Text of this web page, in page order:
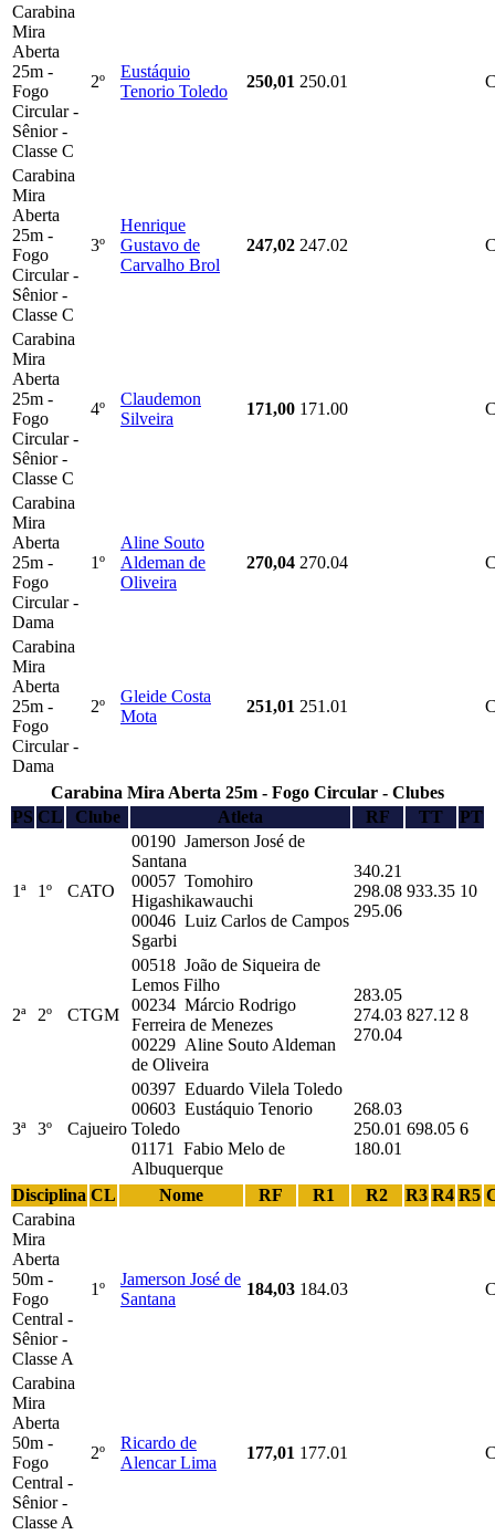
Carabina
Mira
Aberta
25m -
Fogo
Circular -
Sênior -
Classe C
2º
Eustáquio
Tenorio Toledo
250,01 250.01
Carabina
Mira
Aberta
25m -
Fogo
Circular -
Sênior -
Classe C
3º
Henrique
Gustavo de
Carvalho Brol
247,02 247.02
Carabina
Mira
Aberta
25m -
Fogo
Circular -
Sênior -
Classe C
4º
Claudemon
Silveira
171,00 171.00
Carabina
Mira
Aberta
25m -
Fogo
Circular -
Dama
1º
Aline Souto
Aldeman de
Oliveira
270,04 270.04
Carabina
Mira
Aberta
25m -
Fogo
Circular -
Dama
2º
Gleide Costa
Mota
251,01 251.01
Carabina Mira Aberta 25m - Fogo Circular - Clubes
PS CL Clube Atleta RF TT PT
1ª 1º CATO
00190 Jamerson José de
Santana
00057 Tomohiro
Higashikawauchi
00046 Luiz Carlos de Campos
Sgarbi
340.21
298.08
295.06
933.35 10
2ª 2º CTGM
00518 João de Siqueira de
Lemos Filho
00234 Márcio Rodrigo
Ferreira de Menezes
00229 Aline Souto Aldeman
de Oliveira
283.05
274.03
270.04
827.12 8
3ª 3º Cajueiro
00397 Eduardo Vilela Toledo
00603 Eustáquio Tenorio
Toledo
01171 Fabio Melo de
Albuquerque
268.03
250.01
180.01
698.05 6
Disciplina CL Nome RF R1 R2 R3 R4 R5
Carabina
Mira
Aberta
50m -
Fogo
Central -
Sênior -
Classe A
1º
Jamerson José de
Santana
184,03 184.03
Carabina
Mira
Aberta
50m -
Fogo
Central -
Sênior -
Classe A
2º
Ricardo de
Alencar Lima
177,01 177.01